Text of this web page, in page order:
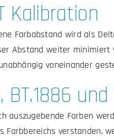
Kalibration
Farbabstand wird als
Abstand weiter
voneinander
BT.1886
auszugebende Farben
Farbbereichs verstanden,